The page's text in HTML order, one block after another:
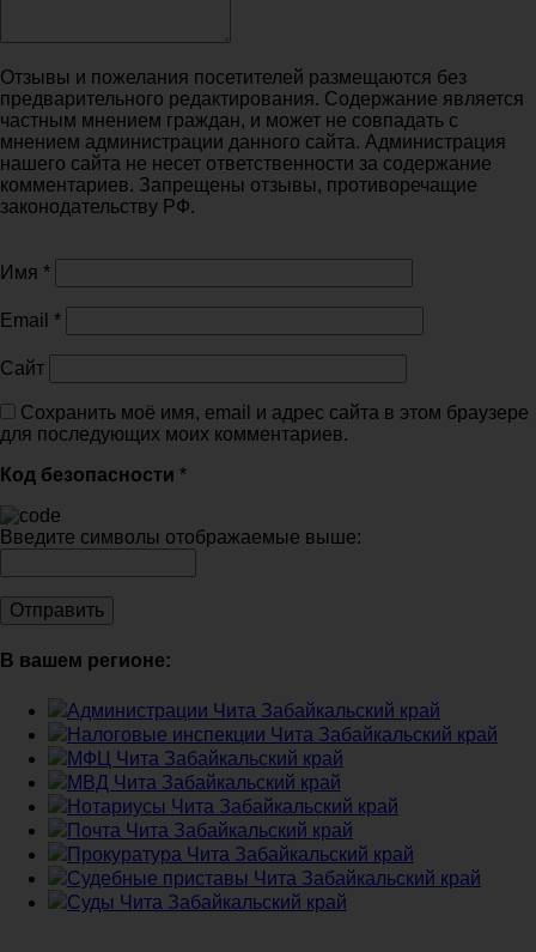
Отзывы и пожелания посетителей размещаются без
предварительного редактирования. Содержание является
частным мнением граждан, и может не совпадать с
мнением администрации данного сайта. Администрация
нашего сайта не несет ответственности за содержание
комментариев. Запрещены отзывы, противоречащие
законодательству РФ.
Имя *
Email *
Сайт
Сохранить моё имя, email и адрес сайта в этом браузере
для последующих моих комментариев.
Код безопасности *
Введите символы отображаемые выше:
В вашем регионе:
Администрации Чита Забайкальский край
Налоговые инспекции Чита Забайкальский край
МФЦ Чита Забайкальский край
МВД Чита Забайкальский край
Нотариусы Чита Забайкальский край
Почта Чита Забайкальский край
Прокуратура Чита Забайкальский край
Судебные приставы Чита Забайкальский край
Суды Чита Забайкальский край